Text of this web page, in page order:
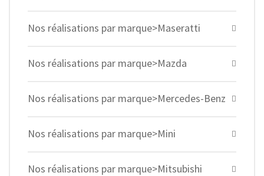
Nos réalisations par marque>Maseratti
Nos réalisations par marque>Mazda
Nos réalisations par marque>Mercedes-Benz
Nos réalisations par marque>Mini
Nos réalisations par marque>Mitsubishi